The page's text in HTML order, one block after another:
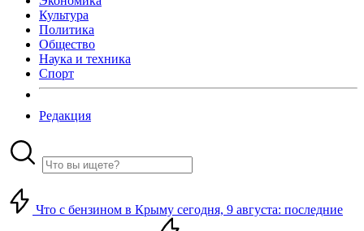
Культура
Политика
Общество
Наука и техника
Спорт
Редакция
Что с бензином в Крыму сегодня, 9 августа: последние